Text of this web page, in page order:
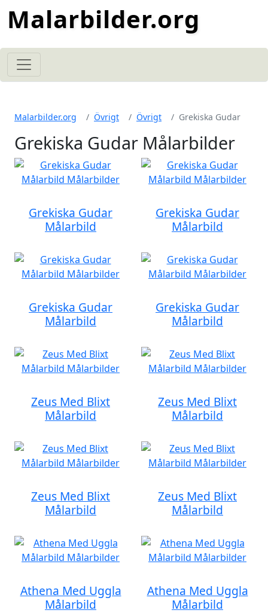
Malarbilder.org
Malarbilder.org Övrigt Övrigt Grekiska Gudar
Grekiska Gudar Målarbilder
Grekiska Gudar
Målarbild
Grekiska Gudar
Målarbild
Grekiska Gudar
Målarbild
Grekiska Gudar
Målarbild
Zeus Med Blixt
Målarbild
Zeus Med Blixt
Målarbild
Zeus Med Blixt
Målarbild
Zeus Med Blixt
Målarbild
Athena Med Uggla
Målarbild
Athena Med Uggla
Målarbild